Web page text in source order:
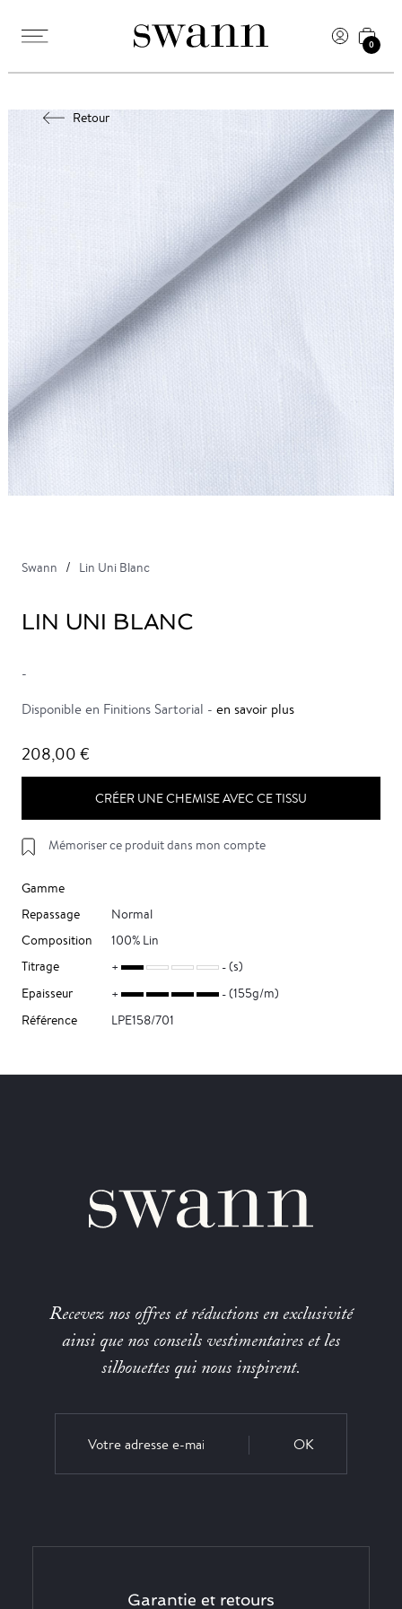
0
Retour
Swann Lin Uni Blanc
LIN UNI BLANC
-
Disponible en Finitions Sartorial - en savoir plus
208,00 €
CRÉER UNE CHEMISE AVEC CE TISSU
Mémoriser ce produit dans mon compte
Gamme
Repassage
Normal
Composition
100% Lin
Titrage
(s)
Epaisseur
(155g/m)
Référence
LPE158/701
Recevez nos offres et réductions en exclusivité
ainsi que nos conseils vestimentaires et les
silhouettes qui nous inspirent.
OK
Garantie et retours